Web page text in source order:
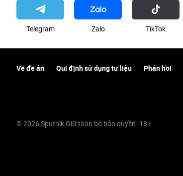
Telegram Zalo ТikТоk
Về đề án Qui định sử dụng tư liệu Phản hồi
© 2026 Sputnik Giữ toàn bộ bản quyền. 18+